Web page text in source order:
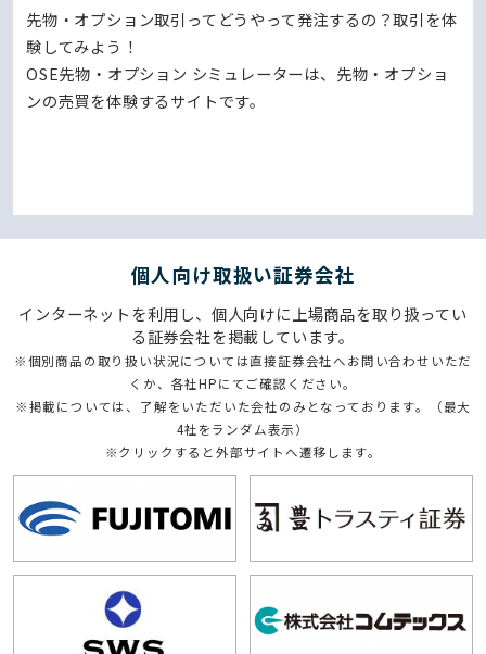
先物・オプション取引ってどうやって発注するの？取引を体
験してみよう！
OSE先物・オプション シミュレーターは、先物・オプショ
ンの売買を体験するサイトです。
個⼈向け取扱い証券会社
インターネットを利用し、個人向けに上場商品を取り扱ってい
る証券会社を掲載しています。
※個別商品の取り扱い状況については直接証券会社へお問い合わせいただ
くか、各社HPにてご確認ください。
※掲載については、了解をいただいた会社のみとなっております。（最大
4社をランダム表示）
※クリックすると外部サイトへ遷移します。